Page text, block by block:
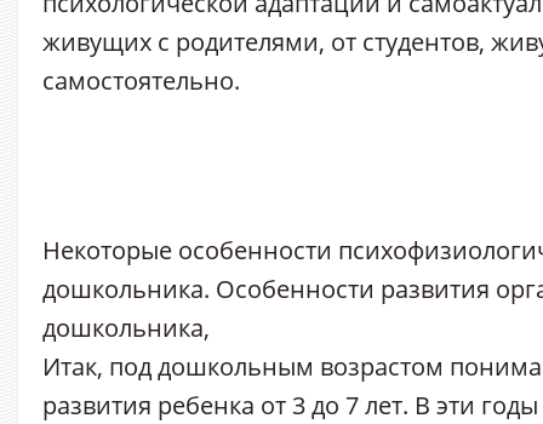
живущих с родителями, от студентов,
самостоятельно.
Некоторые особенности
дошкольника. Особенности развития
дошкольника,
Итак, под дошкольным возрастом
развития ребенка от 3 до 7 лет. В эти